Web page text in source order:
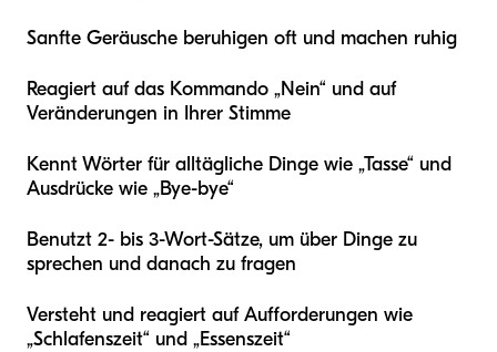
Sanfte Geräusche beruhigen oft und machen ruhig
Reagiert auf das Kommando „Nein“ und auf
Veränderungen in Ihrer Stimme
Kennt Wörter für alltägliche Dinge wie „Tasse“ und
Ausdrücke wie „Bye-bye“
Benutzt 2- bis 3-Wort-Sätze, um über Dinge zu
sprechen und danach zu fragen
Versteht und reagiert auf Aufforderungen wie
„Schlafenszeit“ und „Essenszeit“